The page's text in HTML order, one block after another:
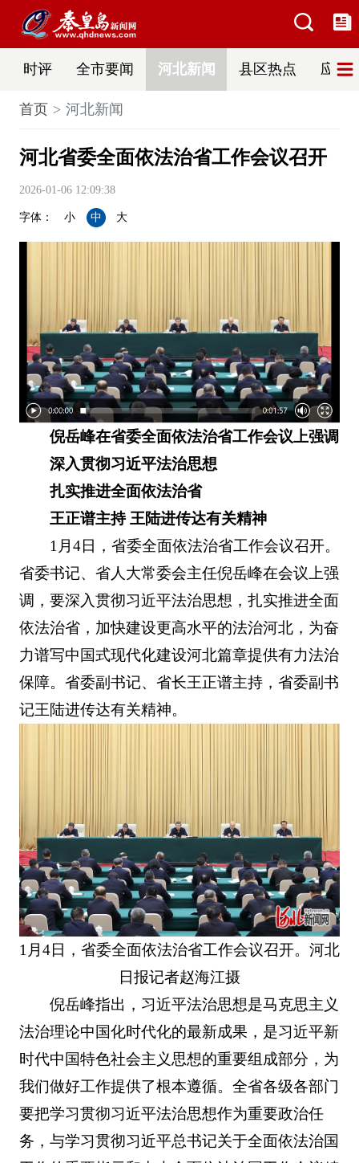
时评 全市要闻 河北新闻 县区热点 应急
首页 河北新闻
河北省委全面依法治省工作会议召开
2026-01-06 12:09:38
字体： 小 中 大
倪岳峰在省委全面依法治省工作会议上强调
深入贯彻习近平法治思想
扎实推进全面依法治省
王正谱主持 王陆进传达有关精神
1月4日，省委全面依法治省工作会议召开。
省委书记、省人大常委会主任倪岳峰在会议上强
调，要深入贯彻习近平法治思想，扎实推进全面
依法治省，加快建设更高水平的法治河北，为奋
力谱写中国式现代化建设河北篇章提供有力法治
保障。省委副书记、省长王正谱主持，省委副书
记王陆进传达有关精神。
1月4日，省委全面依法治省工作会议召开。河北
日报记者赵海江摄
倪岳峰指出，习近平法治思想是马克思主义
法治理论中国化时代化的最新成果，是习近平新
时代中国特色社会主义思想的重要组成部分，为
我们做好工作提供了根本遵循。全省各级各部门
要把学习贯彻习近平法治思想作为重要政治任
务，与学习贯彻习近平总书记关于全面依法治国